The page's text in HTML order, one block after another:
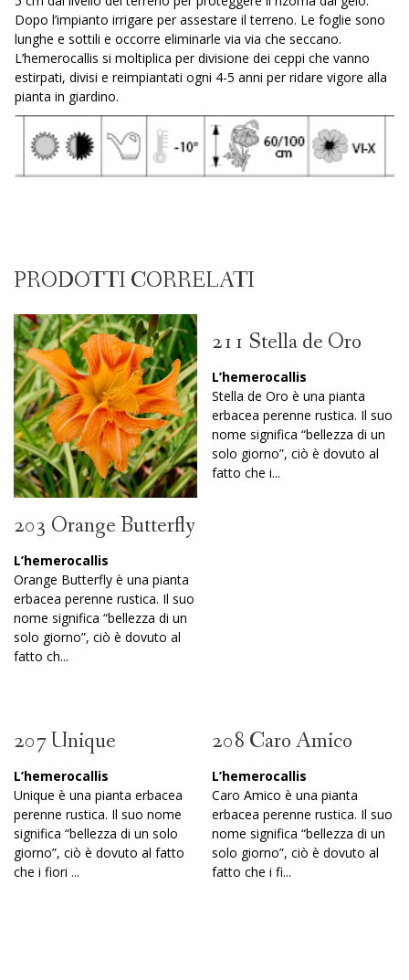
Dopo l’impianto irrigare per assestare il terreno. Le foglie sono
lunghe e sottili e occorre eliminarle via via che seccano.
L’hemerocallis si moltiplica per divisione dei ceppi che vanno
estirpati, divisi e reimpiantati ogni 4-5 anni per ridare vigore alla
pianta in giardino.
PRODOTTI CORRELATI
203 Orange Butterfly
L’hemerocallis
Orange Butterfly è una pianta
erbacea perenne rustica. Il suo
nome significa “bellezza di un
solo giorno”, ciò è dovuto al
fatto ch...
211 Stella de Oro
L’hemerocallis
Stella de Oro è una pianta
erbacea perenne rustica. Il suo
nome significa “bellezza di un
solo giorno”, ciò è dovuto al
fatto che i...
207 Unique
L’hemerocallis
Unique è una pianta erbacea
perenne rustica. Il suo nome
significa “bellezza di un solo
giorno”, ciò è dovuto al fatto
che i fiori ...
208 Caro Amico
L’hemerocallis
Caro Amico è una pianta
erbacea perenne rustica. Il suo
nome significa “bellezza di un
solo giorno”, ciò è dovuto al
fatto che i fi...